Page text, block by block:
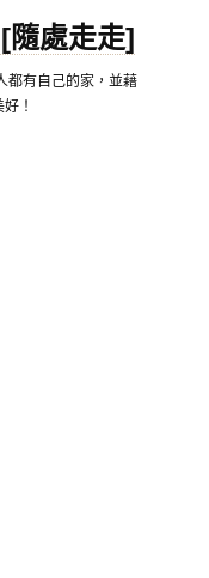
處走走]
有自己的家，並藉
！